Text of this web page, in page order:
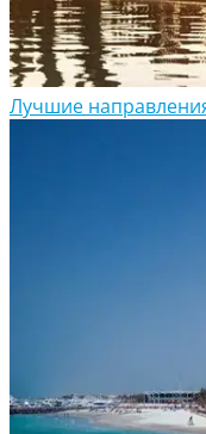
Лучшие